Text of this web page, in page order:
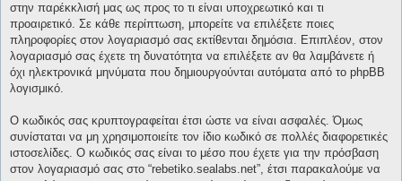
στην παρέκκλισή μας ως προς το τι είναι υποχρεωτικό και τι
προαιρετικό. Σε κάθε περίπτωση, μπορείτε να επιλέξετε ποιες
πληροφορίες στον λογαριασμό σας εκτίθενται δημόσια. Επιπλέον, στον
λογαριασμό σας έχετε τη δυνατότητα να επιλέξετε αν θα λαμβάνετε ή
όχι ηλεκτρονικά μηνύματα που δημιουργούνται αυτόματα από το phpBB
λογισμικό.
Ο κωδικός σας κρυπτογραφείται έτσι ώστε να είναι ασφαλές. Όμως
συνίσταται να μη χρησιμοποιείτε τον ίδιο κωδικό σε πολλές διαφορετικές
ιστοσελίδες. Ο κωδικός σας είναι το μέσο που έχετε για την πρόσβαση
στον λογαριασμό σας στο “rebetiko.sealabs.net”, έτσι παρακαλούμε να